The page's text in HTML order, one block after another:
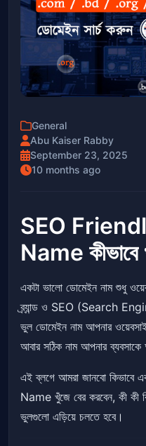
General
Abu Kaiser Rabby
September 23, 2025
10 months ago
SEO
Name কীভাবে
একটা ভালো ডোমেইন নাম শুধু
ব্র্যান্ড ও SEO (Search
ভুল ডোমেইন নাম আপনার
আবার সঠিক নাম আপনার
এই ব্লগে আমরা জানবো
Name খুঁজে বের করবেন, কী কী
ভুলগুলো এড়িয়ে চলতে হবে।